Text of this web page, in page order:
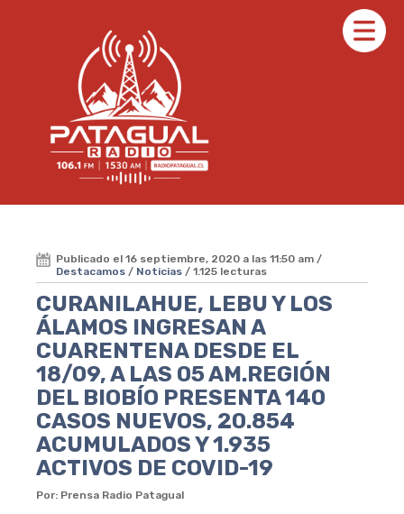
Publicado el 16 septiembre, 2020 a las 11:50 am /
Destacamos / Noticias / 1.125 lecturas
CURANILAHUE, LEBU Y LOS
ÁLAMOS INGRESAN A
CUARENTENA DESDE EL
18/09, A LAS 05 AM.REGIÓN
DEL BIOBÍO PRESENTA 140
CASOS NUEVOS, 20.854
ACUMULADOS Y 1.935
ACTIVOS DE COVID-19
Por: Prensa Radio Patagual